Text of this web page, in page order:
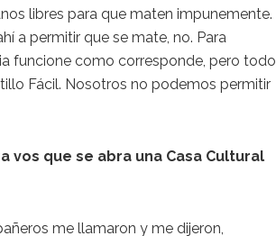
libres para que maten impunemente.
a permitir que se mate, no. Para
funcione como corresponde, pero todo
Fácil. Nosotros no podemos permitir
vos que se abra una Casa Cultural
me llamaron y me dijeron,